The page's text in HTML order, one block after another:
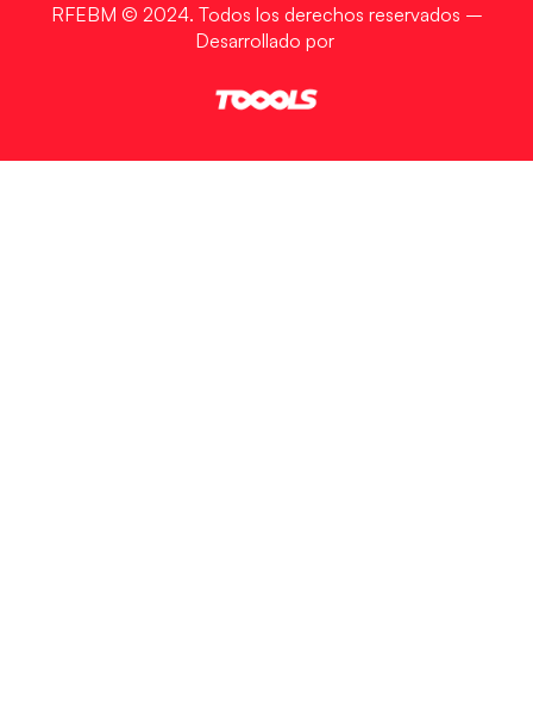
RFEBM © 2024. Todos los derechos reservados –
Desarrollado por